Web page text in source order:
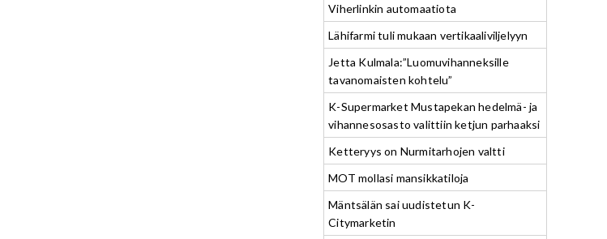
Viherlinkin automaatiota
Lähifarmi tuli mukaan vertikaaliviljelyyn
Jetta Kulmala:”Luomuvihanneksille
tavanomaisten kohtelu”
K-Supermarket Mustapekan hedelmä- ja
vihannesosasto valittiin ketjun parhaaksi
Ketteryys on Nurmitarhojen valtti
MOT mollasi mansikkatiloja
Mäntsälän sai uudistetun K-
Citymarketin